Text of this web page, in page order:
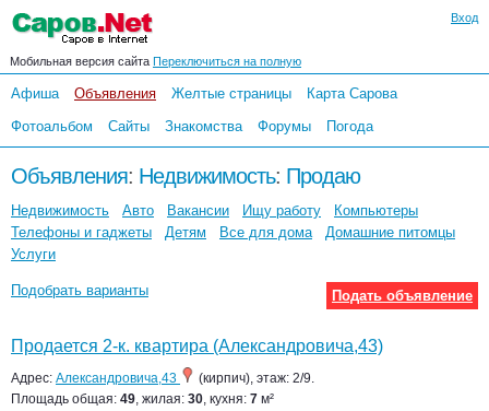
Вход
Мобильная версия сайта Переключиться на полную
Афиша Объявления Желтые страницы
Карта Сарова
Фотоальбом
Сайты Знакомства Форумы Погода
Объявления: Недвижимость: Продаю
Недвижимость Авто Вакансии Ищу работу
Компьютеры
Телефоны и гаджеты
Детям Все для дома
Домашние питомцы
Услуги
Подать объявление
Подобрать варианты
Продается 2-к. квартира (Александровича,43)
Адрес: Александровича,43
(кирпич), этаж: 2/9.
Площадь общая: 49, жилая: 30, кухня: 7 м²